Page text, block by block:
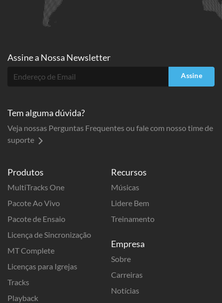
Produtos
MultiTracks One
Pacote Ao Vivo
Pacote de Ensaio
Licença de Sincronização
MT Complete
Licenças para Igrejas
Tracks
Playback
Recursos
Músicas
Lidere Bem
Treinamento
Empresa
Sobre
Carreiras
Notícias
Assine a Nossa Newsletter
Assine
Tem alguma dúvida?
Veja nossas Perguntas Frequentes ou fale com nosso time de
suporte